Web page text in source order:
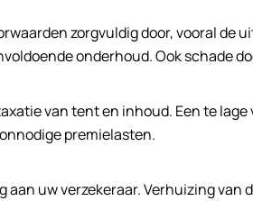
zorgvuldig door, vooral de
onderhoud. Ook schade
van tent en inhoud. Een te
premielasten.
aan uw verzekeraar. Verhuizing